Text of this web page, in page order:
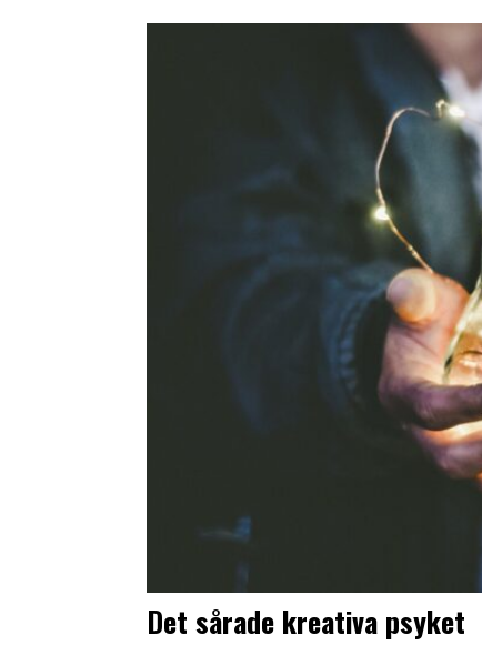
Det sårade kreativa psyket